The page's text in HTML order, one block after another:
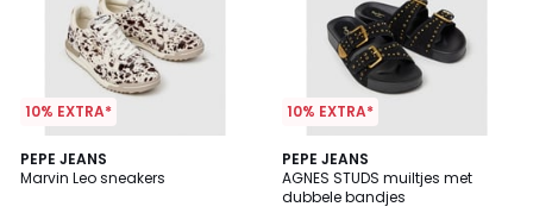
10% EXTRA*
PEPE JEANS
Marvin Leo sneakers
10% EXTRA*
PEPE JEANS
AGNES STUDS muiltjes met
dubbele bandjes